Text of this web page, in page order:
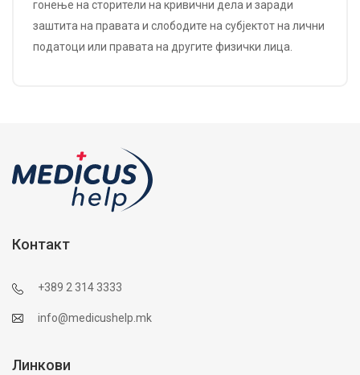
гонење на сторители на кривични дела и заради
заштита на правата и слободите на субјектот на лични
податоци или правата на другите физички лица.
Контакт
+389 2 314 3333
info@medicushelp.mk
Линкови